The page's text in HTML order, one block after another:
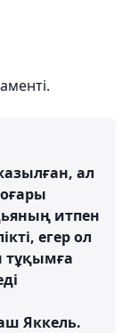
ал
итпен
егер ол
тұқымға
Яккель.